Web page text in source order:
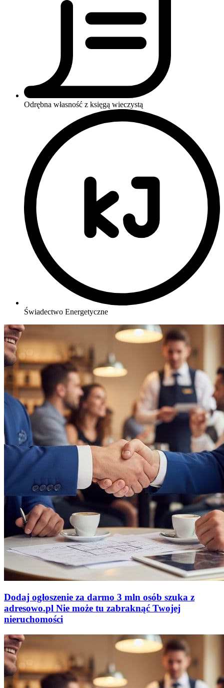
Odrębna własność z księgą wieczystą
Świadectwo Energetyczne
Dodaj ogłoszenie za darmo 3 mln osób szuka z
adresowo.pl Nie może tu zabraknąć Twojej
nieruchomości